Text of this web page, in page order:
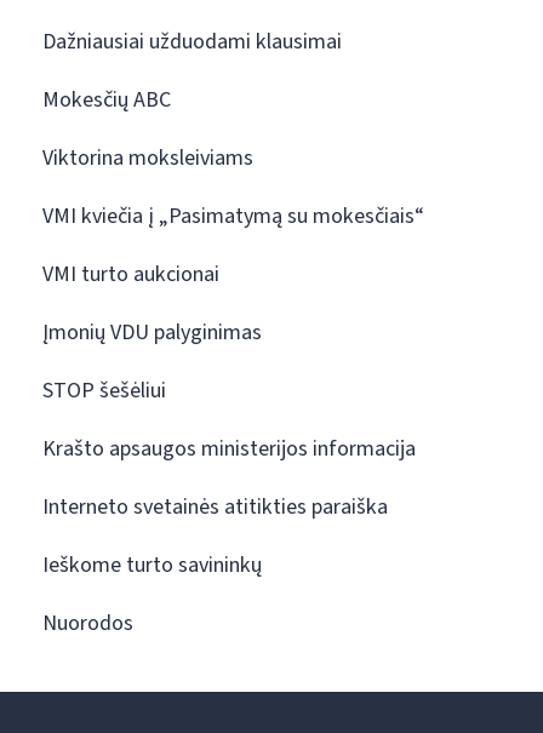
Dažniausiai užduodami klausimai
Mokesčių ABC
Viktorina moksleiviams
VMI kviečia į „Pasimatymą su mokesčiais“
VMI turto aukcionai
Įmonių VDU palyginimas
STOP šešėliui
Krašto apsaugos ministerijos informacija
Interneto svetainės atitikties paraiška
Ieškome turto savininkų
Nuorodos